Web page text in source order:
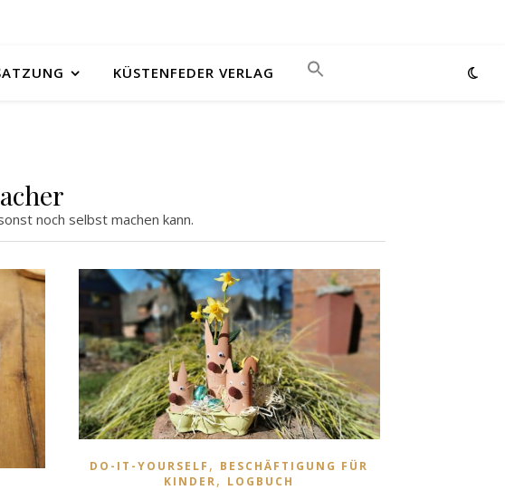
KÜSTENFEDER VERLAG
noch selbst machen kann.
DO-IT-YOURSELF , BESCHÄFTIGUNG FÜR
KINDER, LOGBUCH